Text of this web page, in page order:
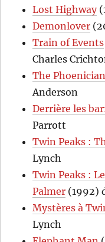
Lost Highway
Demonlover
Train of Events
Charles
The
Anderson
Derrière les
Parrott
Twin Peaks :
Lynch
Twin Peaks :
Palmer (1992)
Mystères à
Lynch